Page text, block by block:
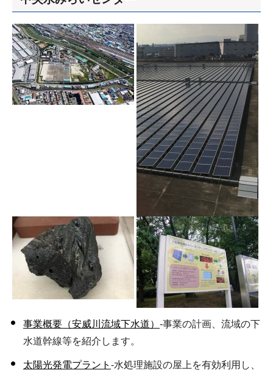
事業概要（安威川流域下水道） -事業の計画、流域の下
水道幹線等を紹介します。
太陽光発電プラント -水処理施設の屋上を有効利用し、